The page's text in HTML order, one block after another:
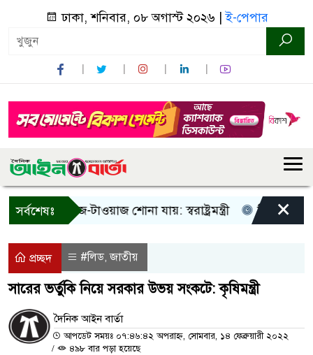
ঢাকা, শনিবার, ০৮ অগাস্ট ২০২৬ |ই-পেপার
সর্বশেষঃ
শুধু আওয়াজ-টাওয়াজ শোনা যায়: স্বরাষ্ট্রমন্ত্রী তিন দিনের
×
প্রচ্ছদ #লিড,জাতীয়
সারের ভর্তুকি নিয়ে সরকার উভয় সংকটে: কৃষিমন্ত্রী
দৈনিক আইন বার্তা
আপডেট সময়ঃ ০৭:৪৬:৪২ অপরাহ্ন, সোমবার, ১৪ ফেব্রুয়ারী ২০২২
/
৪৯৮ বার পড়া হয়েছে